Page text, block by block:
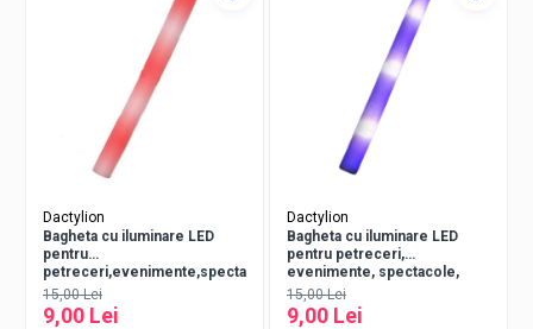
Dactylion
Bagheta cu iluminare LED
pentru
petreceri,evenimente,spectacole,lungime
47 cm - Rosu
15,00 Lei
9,00 Lei
Dactylion
Bagheta cu iluminare LED
pentru petreceri,
evenimente, spectacole,
lungime 47 cm, violet
15,00 Lei
9,00 Lei